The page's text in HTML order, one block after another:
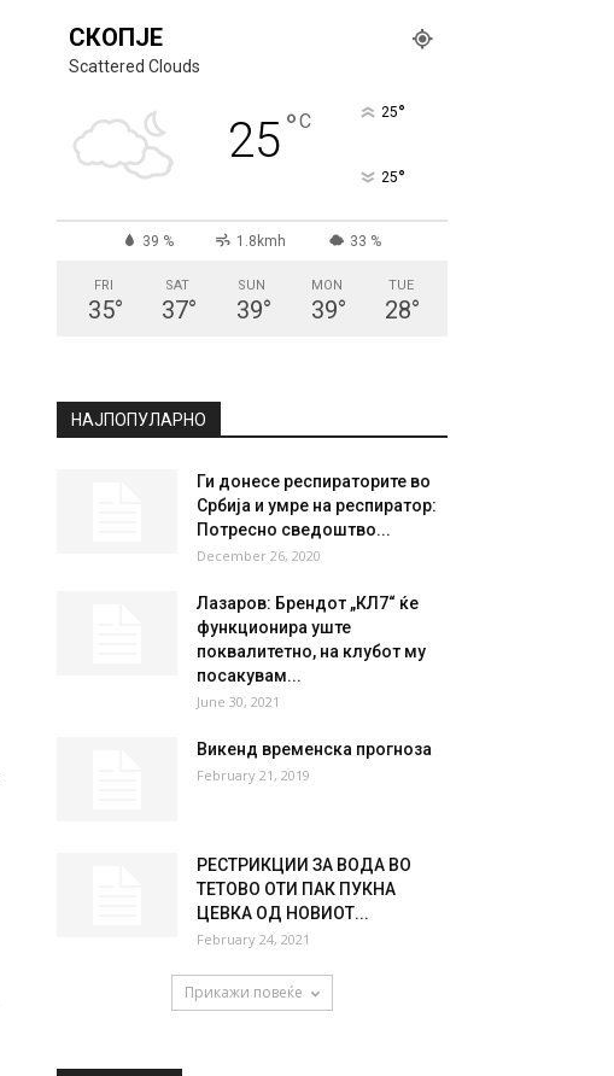
СКОПЈЕ
Scattered Clouds
25°C 25°
25°
39 % 1.8kmh 33 %
FRI
35°
SAT
37°
SUN
39°
MON
39°
TUE
28°
НАЈПОПУЛАРНО
Ги донесе респираторите во
Србија и умре на респиратор:
Потресно сведоштво...
December 26, 2020
Лазаров: Брендот „КЛ7“ ќе
функционира уште
поквалитетно, на клубот му
посакувам...
June 30, 2021
Викенд временска прогноза
February 21, 2019
РЕСТРИКЦИИ ЗА ВОДА ВО
ТЕТОВО ОТИ ПАК ПУКНА
ЦЕВКА ОД НОВИОТ...
February 24, 2021
Прикажи повеќе